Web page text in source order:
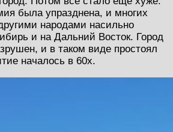
была упразднена, и многих
народами насильно
и на Дальний Восток. Город
и в таком виде простоял
началось в 60х.